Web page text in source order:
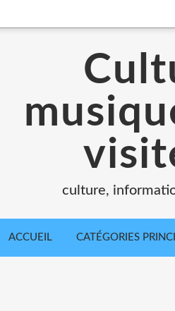
culture,
ACCUEIL CATÉGORIES